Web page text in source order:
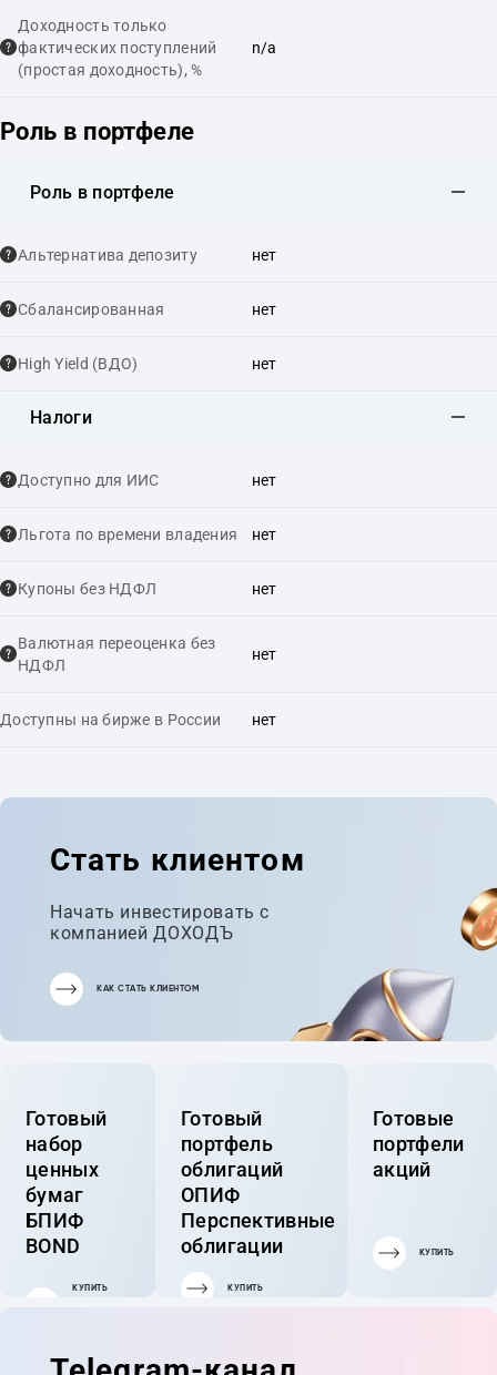
Доходность только
фактических поступлений
(простая доходность), %
n/a
Роль в портфеле
Роль в портфеле
Альтернатива депозиту нет
Сбалансированная нет
High Yield (ВДО) нет
Налоги
Доступно для ИИС нет
Льгота по времени владения нет
Купоны без НДФЛ нет
Валютная переоценка без
НДФЛ
нет
Доступны на бирже в России нет
Стать клиентом
Начать инвестировать с
компанией ДОХОДЪ
КАК СТАТЬ КЛИЕНТОМ
Готовый
набор
ценных
бумаг
БПИФ
BOND
КУПИТЬ
Готовый
портфель
облигаций
ОПИФ
Перспективные
облигации
КУПИТЬ
Готовые
портфели
акций
КУПИТЬ